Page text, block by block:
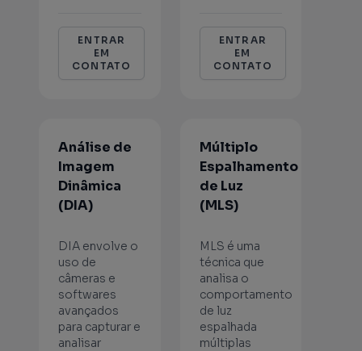
ENTRAR
EM
CONTATO
ENTRAR
EM
CONTATO
Análise de
Imagem
Dinâmica
(DIA)
DIA envolve o
uso de
câmeras e
softwares
avançados
para capturar e
analisar
Múltiplo
Espalhamento
de Luz
(MLS)
MLS é uma
técnica que
analisa o
comportamento
de luz
espalhada
múltiplas